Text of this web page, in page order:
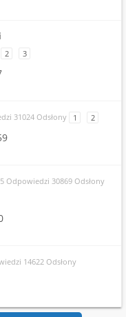
2 3
31024 Odsłony 1 2
Odpowiedzi 30869 Odsłony
14622 Odsłony